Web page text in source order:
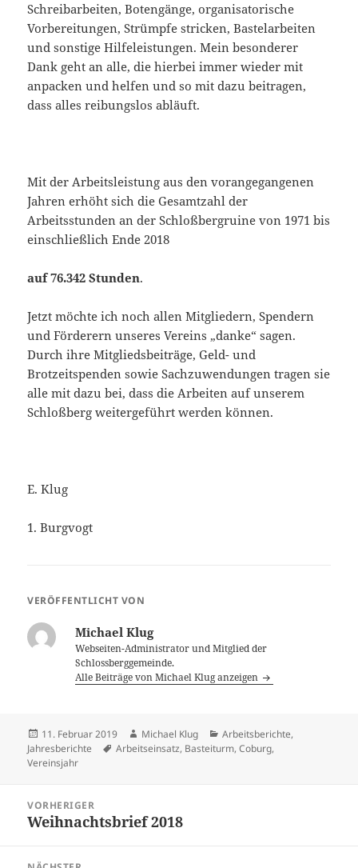
Schreibarbeiten, Botengänge, organisatorische
Vorbereitungen, Strümpfe stricken, Bastelarbeiten
und sonstige Hilfeleistungen. Mein besonderer
Dank geht an alle, die hierbei immer wieder mit
anpacken und helfen und so mit dazu beitragen,
dass alles reibungslos abläuft.
Mit der Arbeitsleistung aus den vorangegangenen
Jahren erhöht sich die Gesamtzahl der
Arbeitsstunden an der Schloßbergruine von 1971 bis
einschließlich Ende 2018
auf 76.342 Stunden.
Jetzt möchte ich noch allen Mitgliedern, Spendern
und Förderern unseres Vereins „danke“ sagen.
Durch ihre Mitgliedsbeiträge, Geld- und
Brotzeitspenden sowie Sachzuwendungen tragen sie
alle mit dazu bei, dass die Arbeiten auf unserem
Schloßberg weitergeführt werden können.
E. Klug
1. Burgvogt
VERÖFFENTLICHT VON
Michael Klug
Webseiten-Administrator und Mitglied der
Schlossberggemeinde.
Alle Beiträge von Michael Klug anzeigen
Veröffentlicht
am
11. Februar 2019 Autor
Michael Klug Kategorien
Arbeitsberichte,
Jahresberichte
Schlagwörter
Arbeitseinsatz, Basteiturm,Coburg,
Vereinsjahr
VORHERIGER
Vorheriger
Weihnachtsbrief 2018